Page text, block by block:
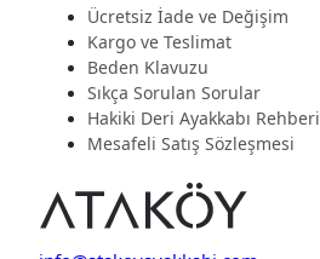
Ücretsiz İade ve Değişim
Kargo ve Teslimat
Beden Klavuzu
Sıkça Sorulan Sorular
Hakiki Deri Ayakkabı Rehberi
Mesafeli Satış Sözleşmesi